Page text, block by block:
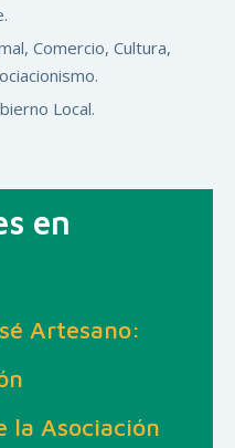
Comercio, Cultura,
Local.
en
Artesano:
la Asociación